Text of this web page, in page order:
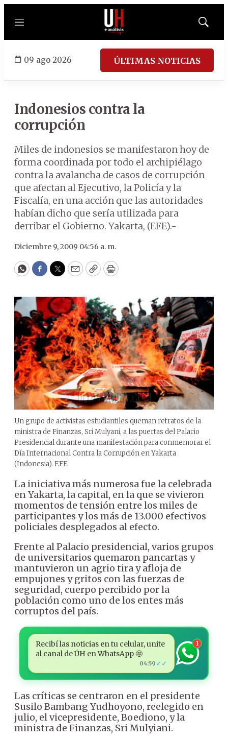
Menú
Mostrar
09 ago 2026 ÚLTIMAS NOTICIAS
Indonesios contra la
corrupción
Miles de indonesios se manifestaron hoy de
forma coordinada por todo el archipiélago
contra la avalancha de casos de corrupción
que afectan al Ejecutivo, la Policía y la
Fiscalía, en una acción que las autoridades
habían dicho que sería utilizada para
derribar el Gobierno. Yakarta, (EFE).-
Diciembre 9, 2009 04:56 a. m.
WhatsApp
Facebook
Twitter
EmailCopyPrint
Un grupo de activistas estudiantiles queman retratos de la
ministra de Finanzas, Sri Mulyani, a las puertas del Palacio
Presidencial durante una manifestación para conmemorar el
Día Internacional Contra la Corrupción en Yakarta
(Indonesia). EFE
La iniciativa más numerosa fue la celebrada
en Yakarta, la capital, en la que se vivieron
momentos de tensión entre los miles de
participantes y los más de 13.000 efectivos
policiales desplegados al efecto.
Frente al Palacio presidencial, varios grupos
de universitarios quemaron pancartas y
mantuvieron un agrio tira y afloja de
empujones y gritos con las fuerzas de
seguridad, cuerpo percibido por la
población como uno de los entes más
corruptos del país.
Recibí las noticias en tu celular, unite
al canal de ÚH en WhatsApp 🤩
04:59 ✓✓
1
Las críticas se centraron en el presidente
Susilo Bambang Yudhoyono, reelegido en
julio, el vicepresidente, Boediono, y la
ministra de Finanzas, Sri Mulyiani.